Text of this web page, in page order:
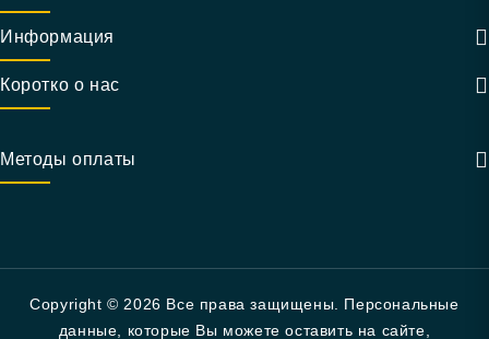
Информация
Коротко о нас
Методы оплаты
Copyright © 2026 Все права защищены. Персональные
данные, которые Вы можете оставить на сайте,